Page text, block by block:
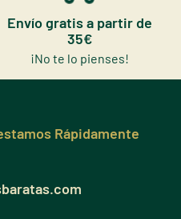
Envío gratis a partir de
35€
¡No te lo pienses!
Rápidamente